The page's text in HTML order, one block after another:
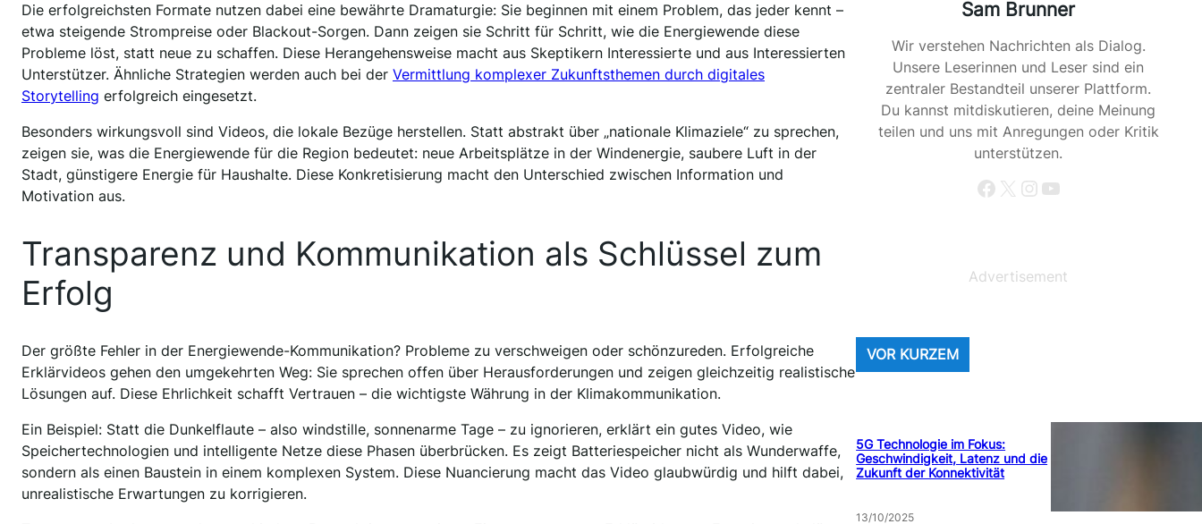
Die erfolgreichsten Formate nutzen dabei eine bewährte Dramaturgie: Sie beginnen mit einem Problem, das jeder kennt –
etwa steigende Strompreise oder Blackout-Sorgen. Dann zeigen sie Schritt für Schritt, wie die Energiewende diese
Probleme löst, statt neue zu schaffen. Diese Herangehensweise macht aus Skeptikern Interessierte und aus Interessierten
Unterstützer. Ähnliche Strategien werden auch bei der Vermittlung komplexer Zukunftsthemen durch digitales
Storytelling erfolgreich eingesetzt.
Besonders wirkungsvoll sind Videos, die lokale Bezüge herstellen. Statt abstrakt über „nationale Klimaziele“ zu sprechen,
zeigen sie, was die Energiewende für die Region bedeutet: neue Arbeitsplätze in der Windenergie, saubere Luft in der
Stadt, günstigere Energie für Haushalte. Diese Konkretisierung macht den Unterschied zwischen Information und
Motivation aus.
Transparenz und Kommunikation als Schlüssel zum
Erfolg
Der größte Fehler in der Energiewende-Kommunikation? Probleme zu verschweigen oder schönzureden. Erfolgreiche
Erklärvideos gehen den umgekehrten Weg: Sie sprechen offen über Herausforderungen und zeigen gleichzeitig realistische
Lösungen auf. Diese Ehrlichkeit schafft Vertrauen – die wichtigste Währung in der Klimakommunikation.
Ein Beispiel: Statt die Dunkelflaute – also windstille, sonnenarme Tage – zu ignorieren, erklärt ein gutes Video, wie
Speichertechnologien und intelligente Netze diese Phasen überbrücken. Es zeigt Batteriespeicher nicht als Wunderwaffe,
sondern als einen Baustein in einem komplexen System. Diese Nuancierung macht das Video glaubwürdig und hilft dabei,
unrealistische Erwartungen zu korrigieren.
Sam Brunner
Wir verstehen Nachrichten als Dialog.
Unsere Leserinnen und Leser sind ein
zentraler Bestandteil unserer Plattform.
Du kannst mitdiskutieren, deine Meinung
teilen und uns mit Anregungen oder Kritik
unterstützen.
Facebook X Instagram YouTube
Advertisement
VOR KURZEM
5G Technologie im Fokus:
Geschwindigkeit, Latenz und die
Zukunft der Konnektivität
13/10/2025